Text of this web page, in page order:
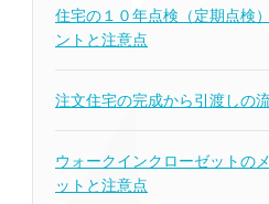
住宅の１０年点検（定期点検
ントと注意点
注文住宅の完成から引渡しの
ウォークインクローゼットの
ットと注意点